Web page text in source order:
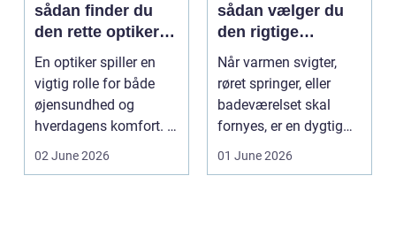
sådan finder du
den rette optiker i
byen
En optiker spiller en
vigtig rolle for både
øjensundhed og
hverdagens komfort. I
en by som Aarhus, h...
02 June 2026
sådan vælger du
den rigtige
installatør
Når varmen svigter,
røret springer, eller
badeværelset skal
fornyes, er en dygtig
VVS-installatør gu...
01 June 2026